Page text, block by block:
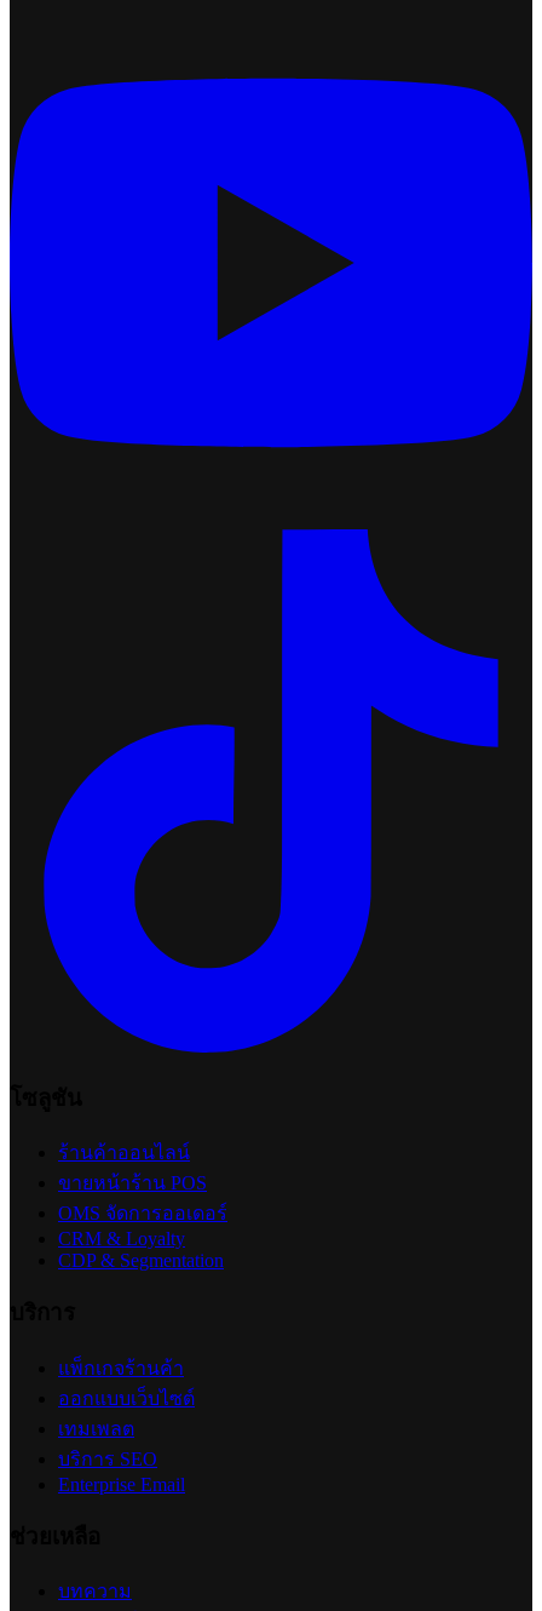
ร้านค้าออนไลน์
ขายหน้าร้าน POS
OMS จัดการออเดอร์
CRM & Loyalty
CDP & Segmentation
แพ็กเกจร้านค้า
ออกแบบเว็บไซต์
เทมเพลต
บริการ SEO
Enterprise Email
บทความ